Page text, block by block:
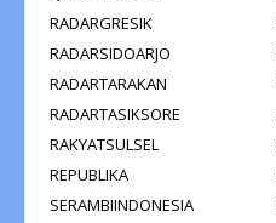
RADARGRESIK
RADARSIDOARJO
RADARTARAKAN
RADARTASIKSORE
RAKYATSULSEL
REPUBLIKA
SERAMBIINDONESIA